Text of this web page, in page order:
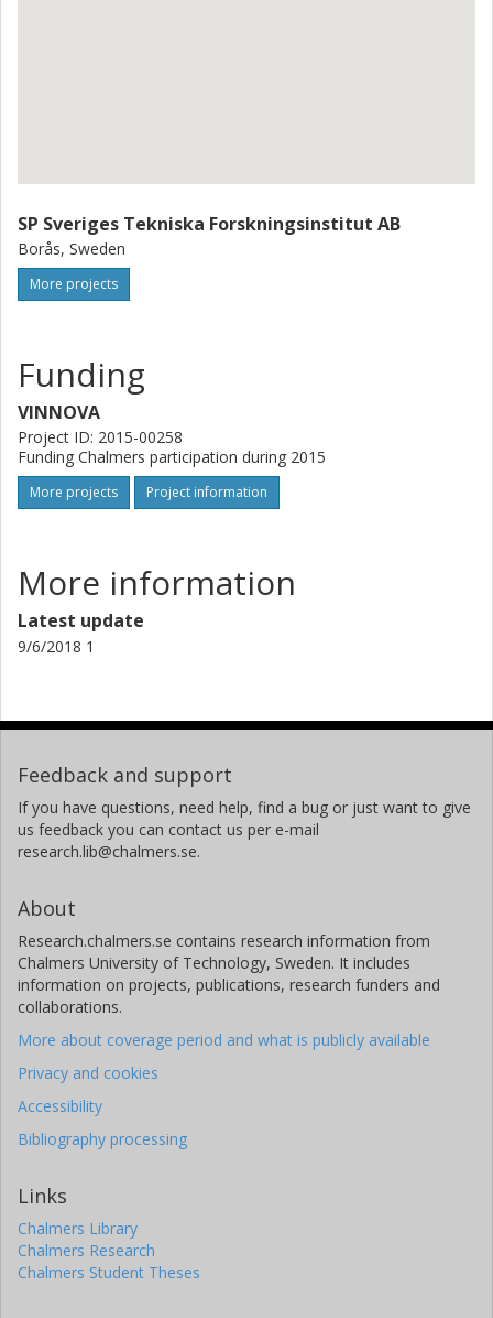
SP Sveriges Tekniska Forskningsinstitut AB
Borås, Sweden
More projects
Funding
VINNOVA
Project ID: 2015-00258
Funding Chalmers participation during 2015
More projects Project information
More information
Latest update
9/6/2018 1
Feedback and support
If you have questions, need help, find a bug or just want to give
us feedback you can contact us per e-mail
research.lib@chalmers.se.
About
Research.chalmers.se contains research information from
Chalmers University of Technology, Sweden. It includes
information on projects, publications, research funders and
collaborations.
More about coverage period and what is publicly available
Privacy and cookies
Accessibility
Bibliography processing
Links
Chalmers Library
Chalmers Research
Chalmers Student Theses